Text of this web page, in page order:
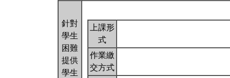
針對
學生
困難
提供
學生
上課形
式
作業繳
交方式